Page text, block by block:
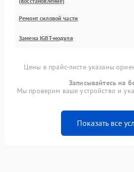
Ремонт силовой части
Замена IGBT-модуля
Цены в прайс-листе указаны
Записывайтесь на
Мы проверим ваше устройство и
Показать все